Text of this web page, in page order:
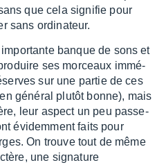
que cela signi­fie pour
sans ordi­na­teur.
banque de sons et
ses morceaux immé­
sur une partie de ces
géné­ral plutôt bonne), mais
leur aspect un peu passe-
évidem­ment faits pour
On trouve tout de même
une signa­ture